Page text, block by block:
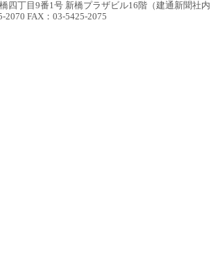
四丁目9番1号 新橋プラザビル16階（建通新聞社
2070 FAX：03-5425-2075